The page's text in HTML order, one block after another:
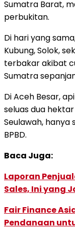
Sumatra Barat,
perbukitan.
Di hari yang
Kubung, Solok,
terbakar akibat
Sumatra
Di Aceh Besar,
seluas dua
Seulawah,
BPBD.
Baca Juga:
Laporan
Sales, Ini yang
Fair Finance
Pendanaan